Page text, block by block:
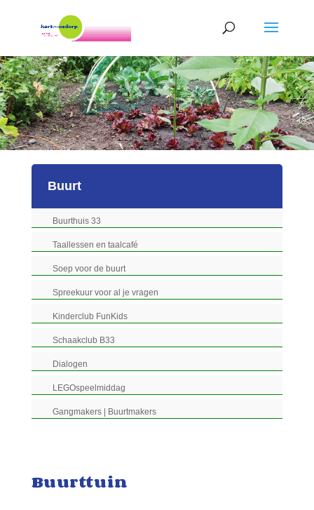
Buurt
Buurthuis 33
Taallessen en taalcafé
Soep voor de buurt
Spreekuur voor al je vragen
Kinderclub FunKids
Schaakclub B33
Dialogen
LEGOspeelmiddag
Gangmakers | Buurtmakers
Buurttuin